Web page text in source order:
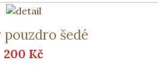
pouzdro šedé
200 Kč